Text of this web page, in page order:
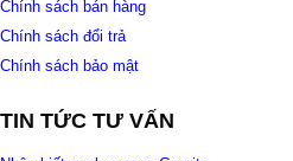
Chính sách bán hàng
Chính sách đổi trả
Chính sách bảo mật
TIN TỨC TƯ VẤN